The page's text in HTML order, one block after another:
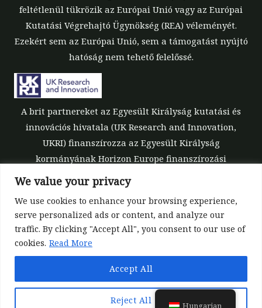
We value your privacy
We use cookies to enhance your browsing experience,
serve personalized ads or content, and analyze our
traffic. By clicking "Accept All", you consent to our use of
cookies. Read More
Reject All
Accept All
feltétlenül tükrözik az Európai Unió vagy az Európai
Kutatási Végrehajtó Ügynökség (REA) véleményét.
Ezekért sem az Európai Unió, sem a támogatást nyújtó
hatóság nem tehető felelőssé.
A brit partnereket az Egyesült Királyság kutatási és
innovációs hivatala (UK Research and Innovation,
UKRI) finanszírozza az Egyesült Királyság
kormányának Horizon Europe finanszírozási
garanciája keretében [támogatási szám: 10039700].
©All rights reserved 2022-2026 | ReForest project
Designed and Developed byEuroproject Ltd.
Adatpolitika
Felelősségi nyilatkozat a szerszámokhoz
Hungarian